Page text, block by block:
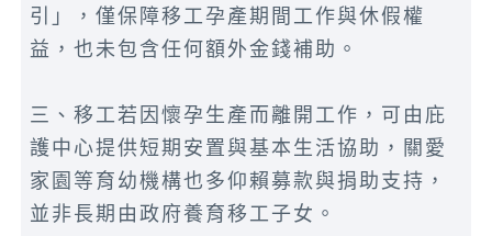
引」，僅保障移工孕產期間工作與休假權
益，也未包含任何額外金錢補助。
三、移工若因懷孕生產而離開工作，可由庇
護中心提供短期安置與基本生活協助，關愛
家園等育幼機構也多仰賴募款與捐助支持，
並非長期由政府養育移工子女。